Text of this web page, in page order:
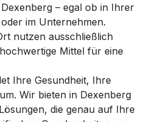
– egal ob in Ihrer
im Unternehmen.
nutzen ausschließlich
Mittel für eine
Ihre Gesundheit, Ihre
Wir bieten in Dexenberg
die genau auf Ihre